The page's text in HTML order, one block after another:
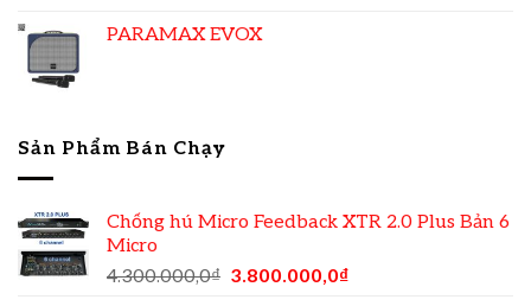
PARAMAX EVOX
Sản Phẩm Bán Chạy
Chống hú Micro Feedback XTR 2.0 Plus Bản 6
Micro
4.300.000,0₫ 3.800.000,0₫